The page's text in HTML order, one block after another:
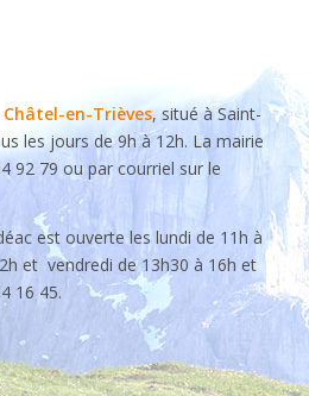
Châtel-en-Trièves, situé à Saint-
les jours de 9h à 12h. La mairie
92 79 ou par courriel sur le
est ouverte les lundi de 11h à
et vendredi de 13h30 à 16h et
16 45.